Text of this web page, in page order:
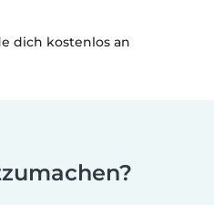
dich kostenlos an